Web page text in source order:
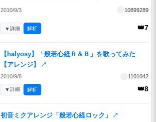
2010/9/3 10899289
👑7
▼詳細 解析
【halyosy】「般若心経Ｒ＆Ｂ」を歌ってみた
【アレンジ】
↗
2010/9/8 1101042
👑8
▼詳細 解析
初音ミクアレンジ「般若心経ロック」 ↗